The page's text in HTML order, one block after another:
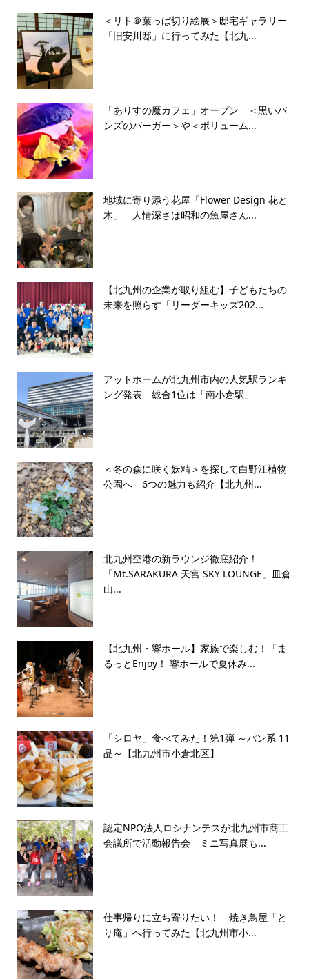
＜リト＠葉っぱ切り絵展＞邸宅ギャラリー
「旧安川邸」に行ってみた【北九...
「ありすの魔カフェ」オープン ＜黒いバ
ンズのバーガー＞や＜ボリューム...
地域に寄り添う花屋「Flower Design 花と
木」 人情深さは昭和の魚屋さん...
【北九州の企業が取り組む】子どもたちの
未来を照らす「リーダーキッズ202...
アットホームが北九州市内の人気駅ランキ
ング発表 総合1位は「南小倉駅」
＜冬の森に咲く妖精＞を探して白野江植物
公園へ 6つの魅力も紹介【北九州...
北九州空港の新ラウンジ徹底紹介！
「Mt.SARAKURA 天宮 SKY LOUNGE」皿倉
山...
【北九州・響ホール】家族で楽しむ！「ま
るっとEnjoy！ 響ホールで夏休み...
「シロヤ」食べてみた！第1弾 ～パン系 11
品～【北九州市小倉北区】
認定NPO法人ロシナンテスが北九州市商工
会議所で活動報告会 ミニ写真展も...
仕事帰りに立ち寄りたい！ 焼き鳥屋「と
り庵」へ行ってみた【北九州市小...